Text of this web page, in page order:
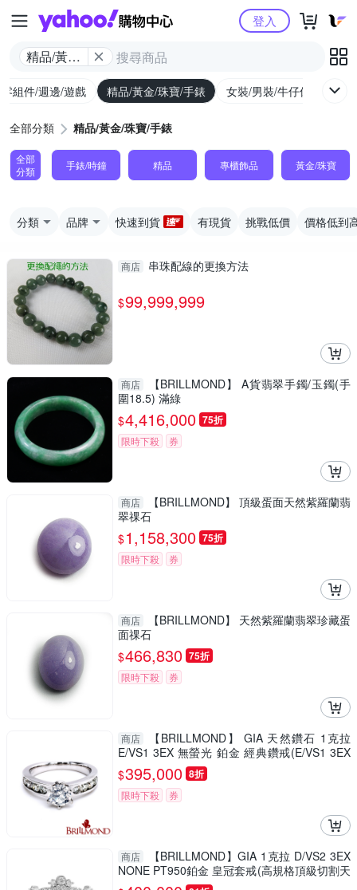
Yahoo購物中心
精品/黃金/
登入
組件/週邊/遊戲 精品/黃金/珠寶/手錶 女裝/男裝/牛仔休閒
全部分類 精品/黃金/珠寶/手錶
全部
分類
手錶/時鐘 精品 專櫃飾品 黃金/珠寶
分類 品牌 快速到貨 有現貨 挑戰低價 價格低到
商店 串珠配線的更換方法
$99,999,999
商店
【BRILLMOND】 A貨翡翠手鐲/玉鐲(手
圍18.5) 滿綠
$4,416,000 75折
限時下殺 券
商店
【BRILLMOND】 頂級蛋面天然紫羅蘭翡
翠祼石
$1,158,300 75折
限時下殺 券
商店
【BRILLMOND】 天然紫羅蘭翡翠珍藏蛋
面祼石
$466,830 75折
限時下殺 券
商店
【BRILLMOND】 GIA 天然鑽石 1克拉
E/VS1 3EX 無螢光 鉑金 經典鑽戒(E/VS1 3EX
NONE PT950鉑金台)
$395,000 8折
限時下殺 券
商店
【BRILLMOND】GIA 1克拉 D/VS2 3EX
NONE PT950鉑金 皇冠套戒(高規格頂級切割天
然鑽石)